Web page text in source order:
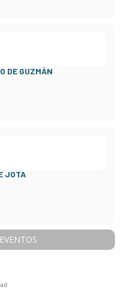
DE GUZMÁN
JOTA